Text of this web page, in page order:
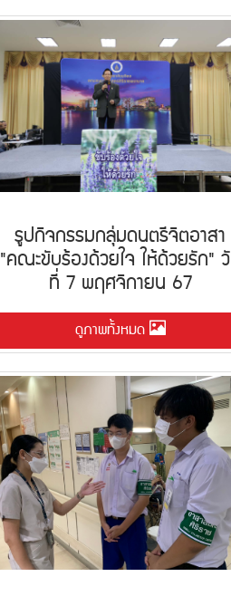
รูปกิจกรรมกลุ่มดนตรีจิตอาสา
"คณะขับร้องด้วยใจ ให้ด้วยรัก"
ที่ 7 พฤศจิกายน 67
ดูภาพทั้งหมด